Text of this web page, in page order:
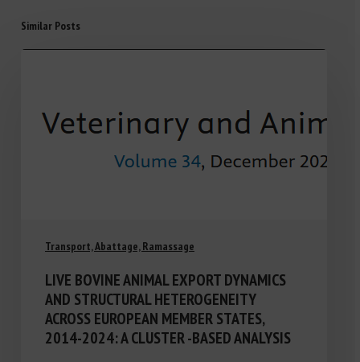
Similar Posts
Transport, Abattage, Ramassage
LIVE BOVINE ANIMAL EXPORT DYNAMICS
AND STRUCTURAL HETEROGENEITY
ACROSS EUROPEAN MEMBER STATES,
2014-2024: A CLUSTER -BASED ANALYSIS